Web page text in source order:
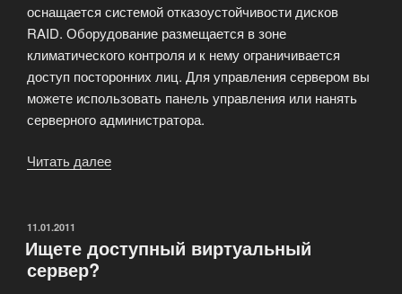
оснащается системой отказоустойчивости дисков
RAID. Оборудование размещается в зоне
климатического контроля и к нему ограничивается
доступ посторонних лиц. Для управления сервером вы
можете использовать панель управления или нанять
серверного администратора.
Читать далее
физического
ОПУБЛИКОВАНО
11.01.2011
Ищете доступный виртуальный
сервер?